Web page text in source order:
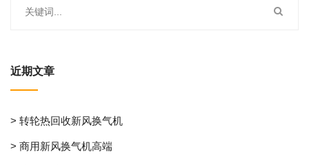
近期文章
> 转轮热回收新风换气机
> 商用新风换气机高端